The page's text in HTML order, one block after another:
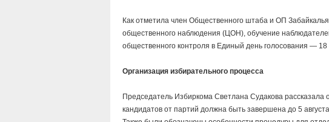
Как отметила член Общественного штаба и ОП
общественного наблюдения (ЦОН), обучение
общественного контроля в Единый день голосования — 18
Организация избирательного процесса
Председатель Избиркома Светлана Судакова
кандидатов от партий должна быть завершена до 5